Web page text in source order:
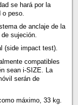
se hará por la
peso.
de anclaje de la
sujeción.
(side impact test).
compatibles
sean i-SIZE. La
serán de
máximo, 33 kg.